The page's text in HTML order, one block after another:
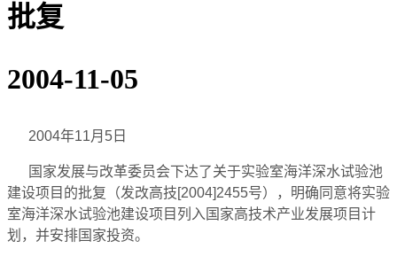
批复
2004-11-05
2004年11月5日
国家发展与改革委员会下达了关于实验室海洋深水试验池
建设项目的批复（发改高技[2004]2455号），明确同意将实验
室海洋深水试验池建设项目列入国家高技术产业发展项目计
划，并安排国家投资。